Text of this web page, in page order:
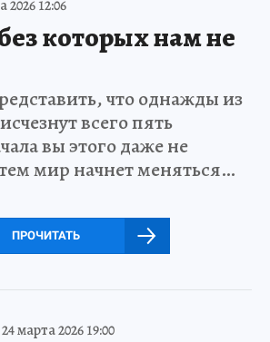
2026 12:06
которых нам не
что однажды из
всего пять
вы этого даже не
мир начнет меняться…
ПРОЧИТАТЬ
24 марта 2026 19:00